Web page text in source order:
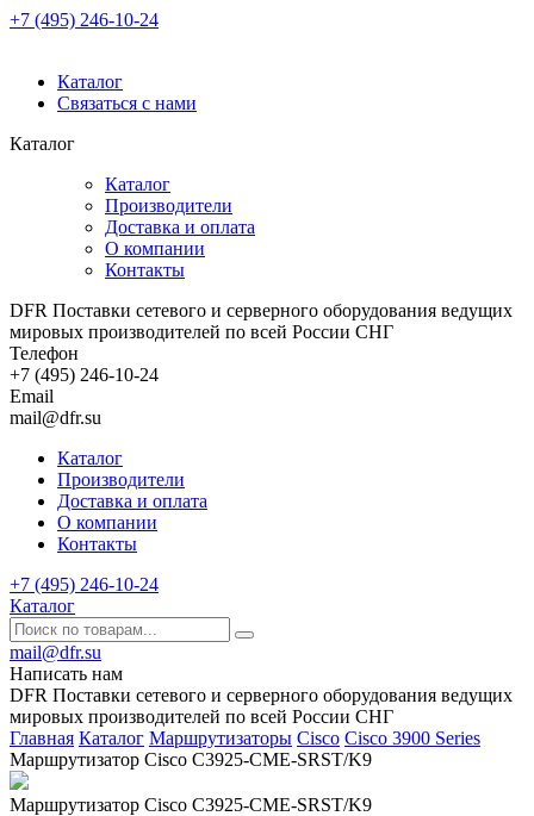
+7 (495) 246-10-24
Каталог
Связаться с нами
Каталог
Каталог
Производители
Доставка и оплата
О компании
Контакты
DFR Поставки сетевого и серверного оборудования ведущих
мировых производителей по всей России СНГ
Телефон
+7 (495) 246-10-24
Email
mail@dfr.su
Каталог
Производители
Доставка и оплата
О компании
Контакты
+7 (495) 246-10-24
Каталог
mail@dfr.su
Написать нам
DFR Поставки сетевого и серверного оборудования ведущих
мировых производителей по всей России СНГ
Главная Каталог Маршрутизаторы Cisco Сisco 3900 Series
Маршрутизатор Cisco C3925-CME-SRST/K9
Маршрутизатор Cisco C3925-CME-SRST/K9